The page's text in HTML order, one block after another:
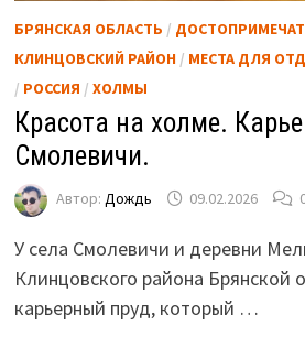
БРЯНСКАЯ ОБЛАСТЬ /
КЛИНЦОВСКИЙ РАЙОН/ МЕСТА ДЛЯ
/ РОССИЯ / ХОЛМЫ
Красота на холме.
Смолевичи.
Автор: Дождь 09.02.2026
У села Смолевичи и деревни
Клинцовского района Брянской
карьерный пруд, который …